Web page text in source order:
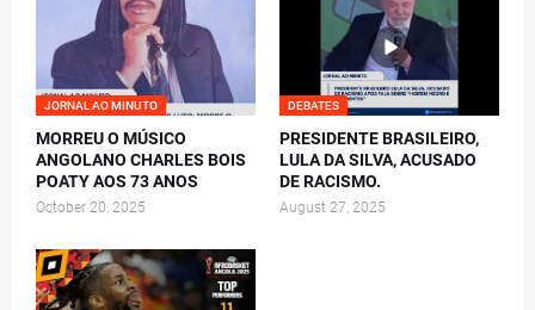
JORNAL AO MINUTO
MORREU O MÚSICO
ANGOLANO CHARLES BOIS
POATY AOS 73 ANOS
October 20, 2025
DEBATES
PRESIDENTE BRASILEIRO,
LULA DA SILVA, ACUSADO
DE RACISMO.
August 27, 2025